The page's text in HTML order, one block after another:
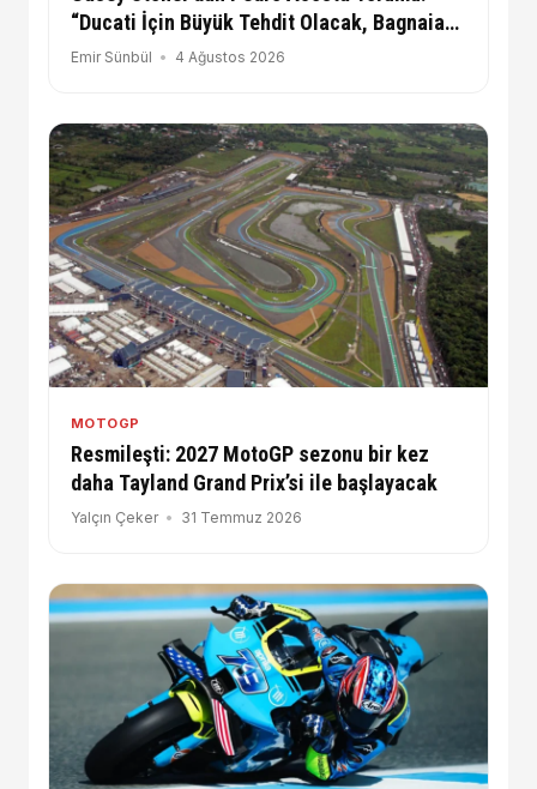
“Ducati İçin Büyük Tehdit Olacak, Bagnaia
Adına Üzgünüm”
Emir Sünbül 4 Ağustos 2026
MOTOGP
Resmileşti: 2027 MotoGP sezonu bir kez
daha Tayland Grand Prix’si ile başlayacak
Yalçın Çeker 31 Temmuz 2026